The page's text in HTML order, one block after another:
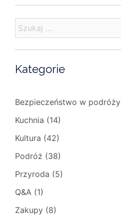
Szukaj:
Kategorie
Bezpieczeństwo w podróży
Kuchnia (14)
Kultura (42)
Podróż (38)
Przyroda (5)
Q&A (1)
Zakupy (8)